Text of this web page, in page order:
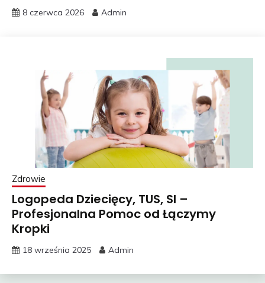
8 czerwca 2026 Admin
Zdrowie
Logopeda Dziecięcy, TUS, SI –
Profesjonalna Pomoc od Łączymy
Kropki
18 września 2025 Admin